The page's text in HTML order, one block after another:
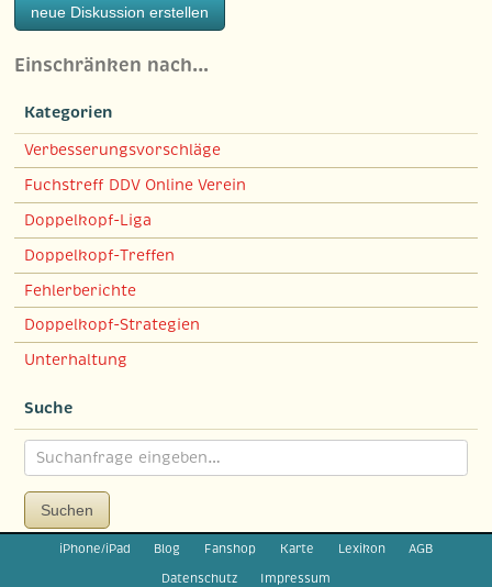
neue Diskussion erstellen
Einschränken nach…
Kategorien
Verbesserungsvorschläge
Fuchstreff DDV Online Verein
Doppelkopf-Liga
Doppelkopf-Treffen
Fehlerberichte
Doppelkopf-Strategien
Unterhaltung
Suche
Suchen
iPhone/iPad Blog Fanshop Karte Lexikon
AGB
Datenschutz
Impressum